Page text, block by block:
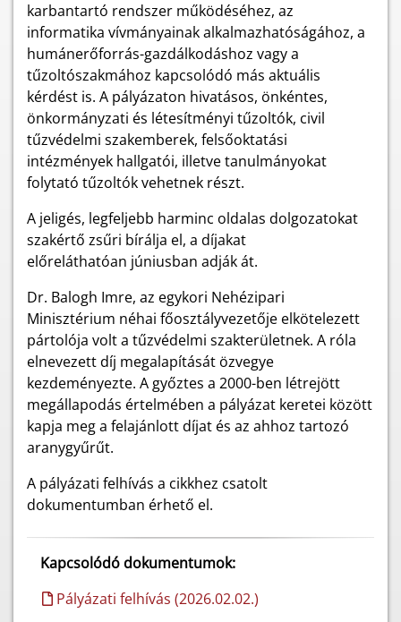
karbantartó rendszer működéséhez, az
informatika vívmányainak alkalmazhatóságához, a
humánerőforrás-gazdálkodáshoz vagy a
tűzoltószakmához kapcsolódó más aktuális
kérdést is. A pályázaton hivatásos, önkéntes,
önkormányzati és létesítményi tűzoltók, civil
tűzvédelmi szakemberek, felsőoktatási
intézmények hallgatói, illetve tanulmányokat
folytató tűzoltók vehetnek részt.
A jeligés, legfeljebb harminc oldalas dolgozatokat
szakértő zsűri bírálja el, a díjakat
előreláthatóan júniusban adjákát.
Dr. Balogh Imre, az egykori Nehézipari
Minisztérium néhai főosztályvezetője elkötelezett
pártolója volt a tűzvédelmi szakterületnek. A róla
elnevezett díj megalapítását özvegye
kezdeményezte. A győztes a 2000-ben létrejött
megállapodás értelmében a pályázat keretei között
kapja meg a felajánlott díjat és az ahhoz tartozó
aranygyűrűt.
A pályázati felhívás a cikkhez csatolt
dokumentumban érhető el.
Kapcsolódó dokumentumok:
Pályázati felhívás (2026.02.02.)